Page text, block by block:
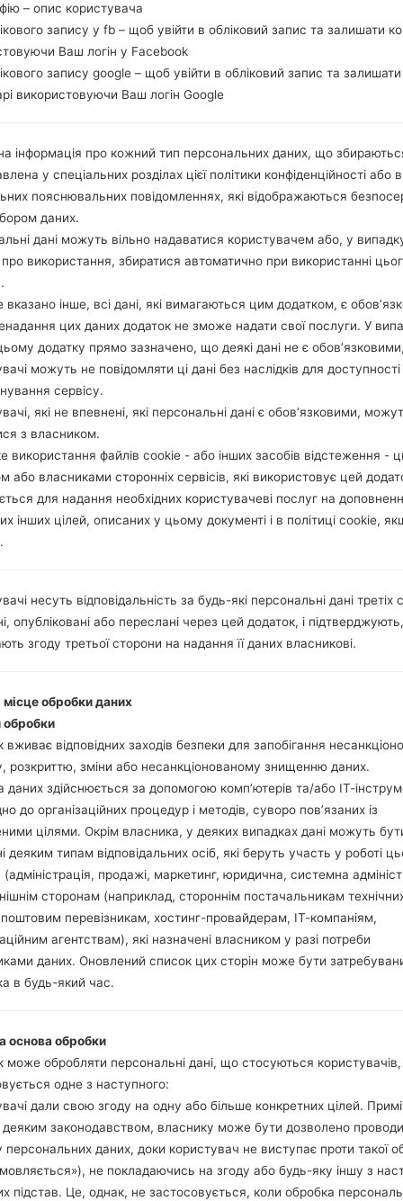
Модель та її характеристики
74.6 x 146.3 міліметрів (2.94
Android 4.4.2 KitKat
Апаратне забезпечення
2500 Mhz Qualcomm
Чотирьохядерний
3GB
– опис користувача
запису у fb – щоб увійти в обліковий запис та залишати
Ваш логін у Facebook
запису google – щоб увійти в обліковий запис та залишати
використовуючи Ваш логін Google
інформація про кожний тип персональних даних, що
у спеціальних розділах цієї політики конфіденційності або в
пояснювальних повідомленнях, які відображаються
даних.
дані можуть вільно надаватися користувачем або, у
використання, збиратися автоматично при використанні
інше, всі дані, які вимагаються цим додатком, є
цих даних додаток не зможе надати свої послуги. У
додатку прямо зазначено, що деякі дані не є обов’язковими,
можуть не повідомляти ці дані без наслідків для
сервісу.
які не впевнені, які персональні дані є обов’язковими,
з власником.
використання файлів cookie - або інших засобів відстеження -
або власниками сторонніх сервісів, які використовує цей
для надання необхідних користувачеві послуг на
інших цілей, описаних у цьому документі і в політиці cookie,
несуть відповідальність за будь-які персональні дані третіх
опубліковані або переслані через цей додаток, і
згоду третьої сторони на надання її даних власникові.
місце обробки даних
вживає відповідних заходів безпеки для запобігання
розкриттю, зміни або несанкціонованому знищенню даних.
даних здійснюється за допомогою комп’ютерів та/або ІТ-
до організаційних процедур і методів, суворо пов’язаних із
цілями. Окрім власника, у деяких випадках дані можуть
деяким типам відповідальних осіб, які беруть участь у роботі
(адміністрація, продажі, маркетинг, юридична, системна
сторонам (наприклад, стороннім постачальникам
перевізникам, хостинг-провайдерам, ІТ-компаніям,
агентствам), які назначені власником у разі потреби
даних. Оновлений список цих сторін може бути
в будь-який час.
основа обробки
може обробляти персональні дані, що стосуються
одне з наступного:
дали свою згоду на одну або більше конкретних цілей.
деяким законодавством, власнику може бути дозволено
персональних даних, доки користувач не виступає проти такої
не покладаючись на згоду або будь-яку іншу з
підстав. Це, однак, не застосовується, коли обробка